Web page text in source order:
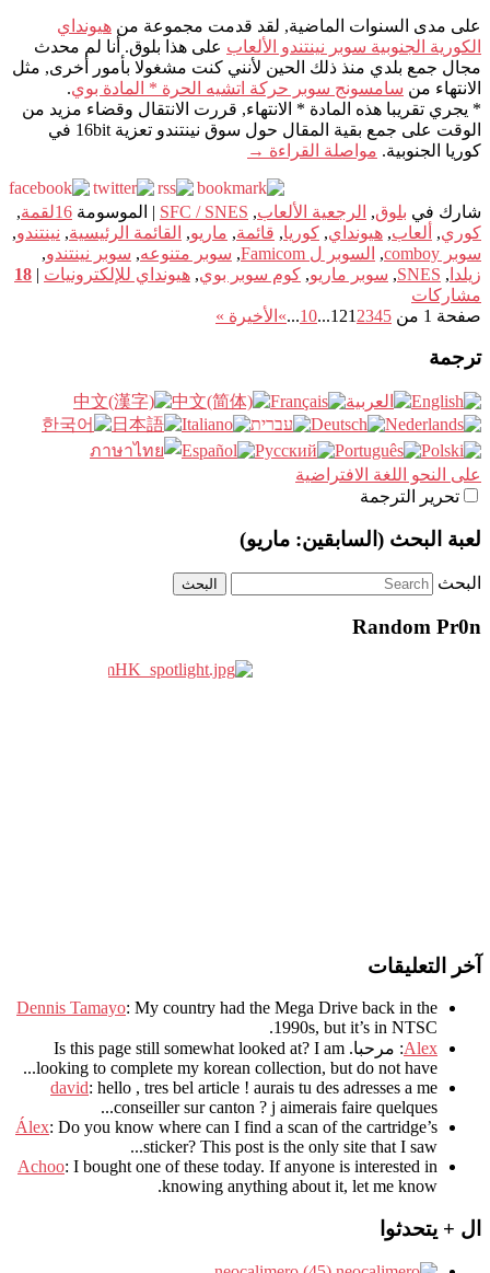
على مدى السنوات الماضية, لقد قدمت مجموعة من هيونداي
الكورية الجنوبية سوبر نينتندو الألعاب على هذا بلوق. أنا لم محدث
مجال جمع بلدي منذ ذلك الحين لأنني كنت مشغولا بأمور أخرى, مثل
الانتهاء من سامسونج سوبر حركة اتشيه الحرة * المادة بوي.
* يجري تقريبا هذه المادة * الانتهاء, قررت الانتقال وقضاء مزيد من
الوقت على جمع بقية المقال حول سوق نينتندو تعزية 16bit في
كوريا الجنوبية. مواصلة القراءة →
شارك في بلوق, الرجعية الألعاب,
SFC / SNES
| الموسومة 16لقمة
,
كوري, ألعاب, هيونداي, كوريا, قائمة, ماريو, القائمة الرئيسية, نينتندو,
سوبر comboy
, السوبر ل Famicom , سوبر متنوعه, سوبر نينتندو,
زيلدا ,
SNES
, سوبر ماريو, كوم سوبر بوي, هيونداي للإلكترونيات |
18
مشاركات
صفحة 1 من 12
1 2345
...
10
...
» الأخيرة »
ترجمة
على النحو اللغة الافتراضية
تحرير الترجمة
لعبة البحث (السابقين: ماريو)
البحث
Random Pr0n
آخر التعليقات
Dennis Tamayo: My country had the Mega Drive back in the
1990s, but it’s in NTSC
.
Alex: مرحبا. Is this page still somewhat looked at? I am
looking to complete my korean collection, but do not have..
.
david: hello , tres bel article ! aurais tu des adresses a me
conseiller sur canton ? j aimerais faire quelques..
.
Álex: Do you know where can I find a scan of the cartridge’s
sticker? This post is the only site that I saw...
Achoo: I bought one of these today. If anyone is interested in
knowing anything about it, let me know.
ال + يتحدثوا